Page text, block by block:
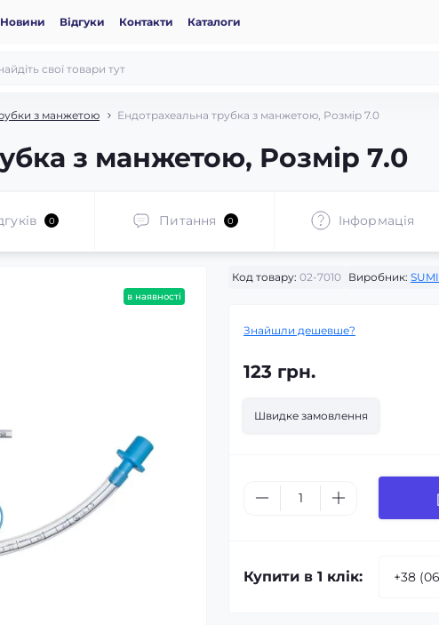
Новини Відгуки Контакти Каталоги
з манжетою Ендотрахеальна трубка з манжетою, Розмір 7.0
з манжетою, Розмір 7.0
0 Питання 0 Iнформація
в наявності
Код товару: 02-7010 Виробник: SUMI
Знайшли дешевше?
123 грн.
Швидке замовлення
Купити в 1 клік: